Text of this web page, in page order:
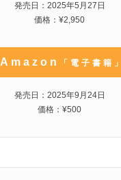
発売日：2025年5月27日
価格：¥2,950
Amazon 「電子書籍」
発売日：2025年9月24日
価格：¥500